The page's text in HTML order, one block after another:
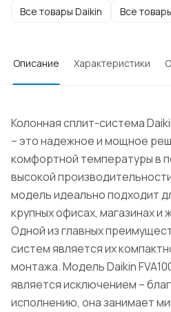
Все товары Daikin Все
Описание Характеристики
Колонная сплит-система
– это надежное и мощное
комфортной температуры в
высокой
модель идеально подходит
крупных офисах, магазинах и
Одной из главных
систем является их
монтажа. Модель Daikin
является исключением –
исполнению, она занимает